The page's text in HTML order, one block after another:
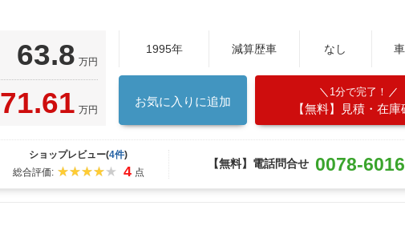
63.8 万円
71.61 万円
1995年 減算歴車 なし
お気に入りに追加
1分で完了！
【無料】見積・在庫
ショップレビュー(4件)
総合評価:
4 点
【無料】電話問合せ 0078-